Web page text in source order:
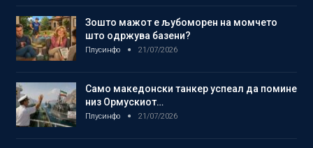
Зошто мажот е љубоморен на момчето
што одржува базени?
Плусинфо 21/07/2026
Само македонски танкер успеал да помине
низ Ормускиот…
Плусинфо 21/07/2026